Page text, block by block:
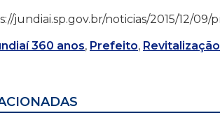
jundiai.sp.gov.br/noticias/2015/12/
360 anos, Prefeito, Revitalização